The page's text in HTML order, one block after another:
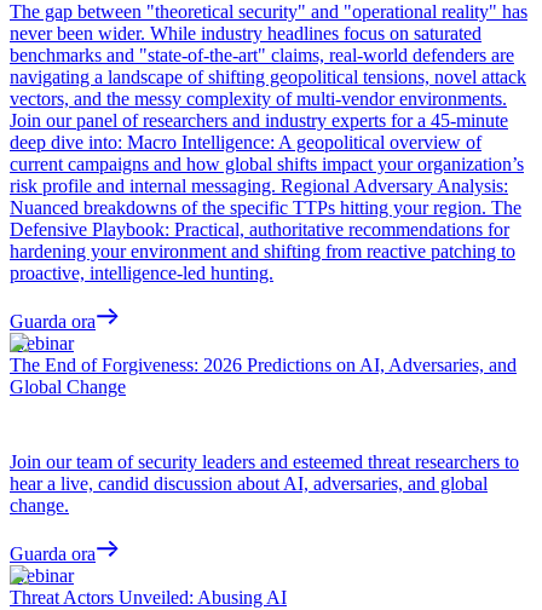
The gap between "theoretical security" and "operational reality" has
never been wider. While industry headlines focus on saturated
benchmarks and "state-of-the-art" claims, real-world defenders are
navigating a landscape of shifting geopolitical tensions, novel attack
vectors, and the messy complexity of multi-vendor environments.
Join our panel of researchers and industry experts for a 45-minute
deep dive into: Macro Intelligence: A geopolitical overview of
current campaigns and how global shifts impact your organization’s
risk profile and internal messaging. Regional Adversary Analysis:
Nuanced breakdowns of the specific TTPs hitting your region. The
Defensive Playbook: Practical, authoritative recommendations for
hardening your environment and shifting from reactive patching to
proactive, intelligence-led hunting.
Guarda ora
Webinar
The End of Forgiveness: 2026 Predictions on AI, Adversaries, and
Global Change
Join our team of security leaders and esteemed threat researchers to
hear a live, candid discussion about AI, adversaries, and global
change.
Guarda ora
Webinar
Threat Actors Unveiled: Abusing AI